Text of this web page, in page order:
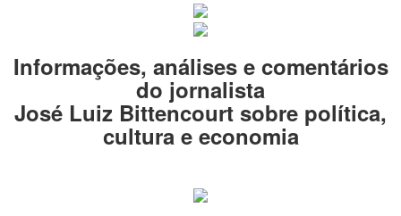
Informações, análises e comentários
do jornalista
José Luiz Bittencourt sobre política,
cultura e economia